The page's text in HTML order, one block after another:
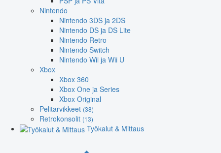
Nintendo
Nintendo 3DS ja 2DS
Nintendo DS ja DS Lite
Nintendo Retro
Nintendo Switch
Nintendo Wii ja Wii U
Xbox
Xbox 360
Xbox One ja Series
Xbox Original
Pelitarvikkeet (38)
Retrokonsolit (13)
Työkalut & Mittaus